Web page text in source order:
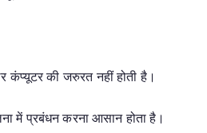
कंप्यूटर की जरुरत नहीं होती है।
में प्रबंधन करना आसान होता है।